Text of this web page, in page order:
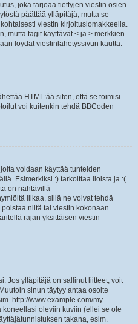
joka tarjoaa tiettyjen viestin osien
päättää ylläpitäjä, mutta se
viestin kirjoituslomakkeella.
mutta tagit käyttävät < ja > merkkien
löydät viestinlähetyssivun kautta.
HTML:ää siten, että se toimisi
voi kuitenkin tehdä BBCoden
voidaan käyttää tunteiden
Esimerkiksi :) tarkoittaa iloista ja :(
on nähtävillä
liikaa, sillä ne voivat tehdä
niitä tai viestin kokonaan.
rajan yksittäisen viestin
Jos ylläpitäjä on sallinut liitteet, voit
sinun täytyy antaa osoite
http://www.example.com/my-
koneellasi oleviin kuviin (ellei se ole
takana, esim.